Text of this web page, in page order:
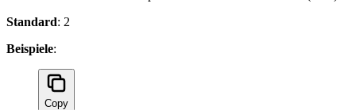
Standard: 2
Beispiele:
Copy